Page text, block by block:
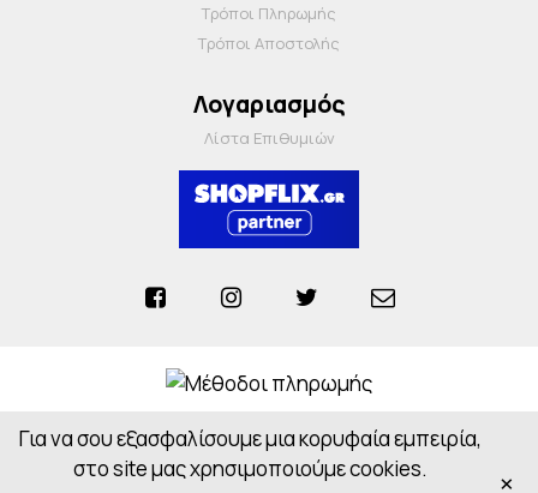
Τρόποι Πληρωμής
Τρόποι Αποστολής
Λογαριασμός
Λίστα Επιθυμιών
Anosiapharmacy © 2026 - All Rights Reserved
Powered byCloudOn
Για να σου εξασφαλίσουμε μια κορυφαία εμπειρία,
στο site μας χρησιμοποιούμε cookies.
×